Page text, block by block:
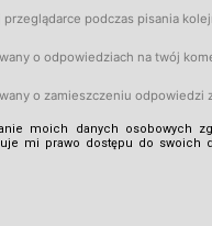
podczas pisania
o odpowiedziach na twój
o zamieszczeniu odpowiedzi
moich danych osobowych
mi prawo dostępu do swoich